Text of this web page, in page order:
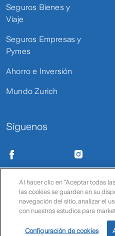
Seguros Bienes y
Viaje
Seguros Empresas y
Pymes
Ahorro e Inversión
Mundo Zurich
Síguenos
Condiciones de uso Políticas de
©
Cotiza y contrata
Beneficios
Al hacer clic en “Aceptar todas
las cookies se guarden en su
navegación del sitio, analizar el
con nuestros estudios para
Configuración de cookies